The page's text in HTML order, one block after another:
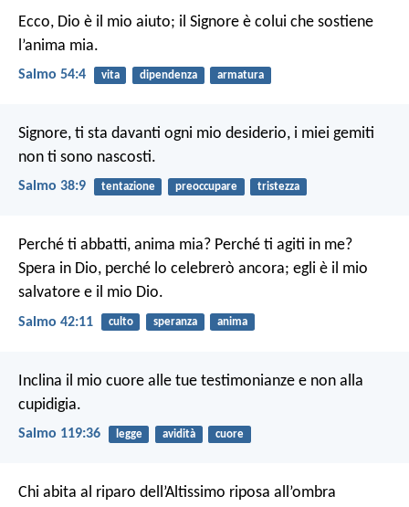
Ecco, Dio è il mio aiuto; il Signore è colui che sostiene
l’anima mia.
Salmo 54:4 vita dipendenza armatura
Signore, ti sta davanti ogni mio desiderio, i miei gemiti
non ti sono nascosti.
Salmo 38:9 tentazione preoccupare tristezza
Perché ti abbatti, anima mia? Perché ti agiti in me?
Spera in Dio, perché lo celebrerò ancora; egli è il mio
salvatore e il mio Dio.
Salmo 42:11 culto speranza anima
Inclina il mio cuore alle tue testimonianze e non alla
cupidigia.
Salmo 119:36 legge avidità cuore
Chi abita al riparo dell’Altissimo riposa all’ombra